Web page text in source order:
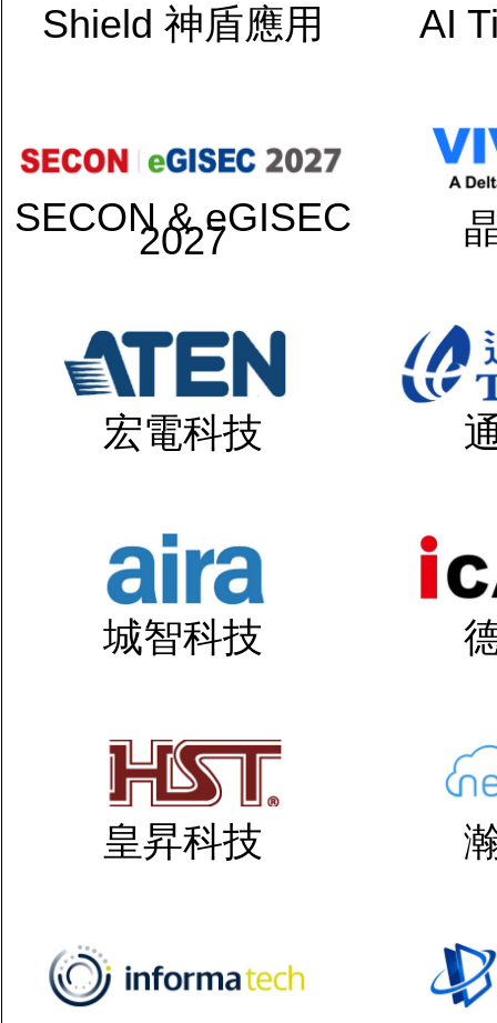
Shield 神盾應用 AI
SECON & eGISEC
2027
宏電科技
城智科技
皇昇科技